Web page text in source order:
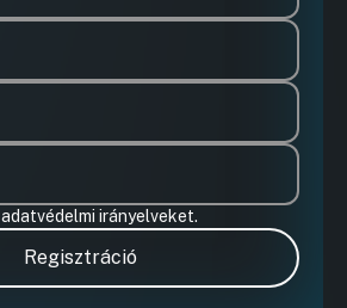
adatvédelmi irányelveket.
Regisztráció